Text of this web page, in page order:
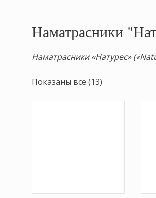
Наматрасники
Наматрасники «Натурес»
Показаны все (13)